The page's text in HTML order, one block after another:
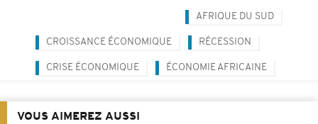
AFRIQUE DU SUD
CROISSANCE ÉCONOMIQUE RÉCESSION
CRISE ÉCONOMIQUE ÉCONOMIE AFRICAINE
VOUS AIMEREZ AUSSI